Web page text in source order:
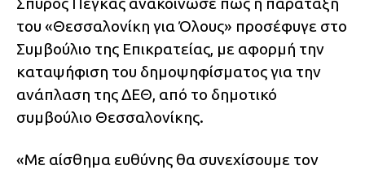
του «Θεσσαλονίκη για Όλους» προσέφυγε στο
Συμβούλιο της Επικρατείας, με αφορμή την
καταψήφιση του δημοψηφίσματος για την
ανάπλαση της ΔΕΘ, από το δημοτικό
συμβούλιο Θεσσαλονίκης.
«Με αίσθημα ευθύνης θα συνεχίσουμε τον